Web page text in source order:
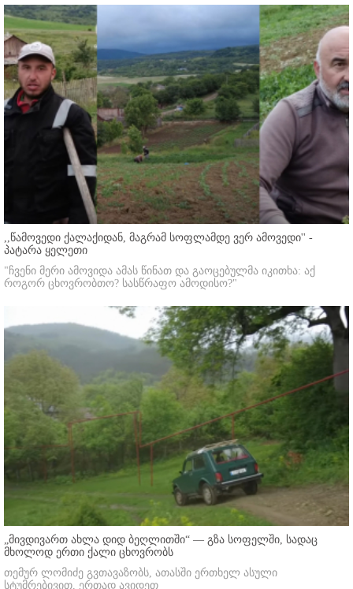
,,წამოვედი ქალაქიდან, მაგრამ სოფლამდე ვერ ამოვედი'' -
პატარა ყელეთი
"ჩვენი მერი ამოვიდა ამას წინათ და გაოცებულმა იკითხა: აქ
როგორ ცხოვრობთო? სასწრაფო ამოდისო?"
„მივდივართ ახლა დიდ ბეღლითში“ — გზა სოფელში, სადაც
მხოლოდ ერთი ქალი ცხოვრობს
თემურ ლომიძე გვთავაზობს, ათასში ერთხელ ასული
სტუმრებივით, ერთად ავიდეთ